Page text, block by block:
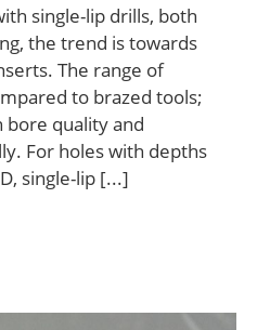
single-lip drills, both
the trend is towards
The range of
to brazed tools;
quality and
For holes with depths
single-lip [...]